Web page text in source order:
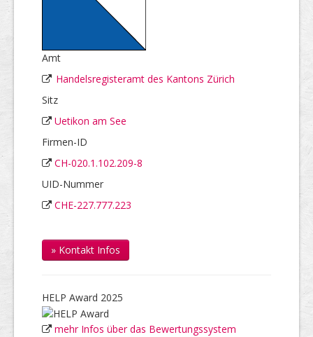
Amt
Handelsregisteramt des Kantons Zürich
Sitz
Uetikon am See
Firmen-ID
CH-020.1.102.209-8
UID-Nummer
CHE-227.777.223
» Kontakt Infos
HELP Award 2025
mehr Infos über das Bewertungssystem